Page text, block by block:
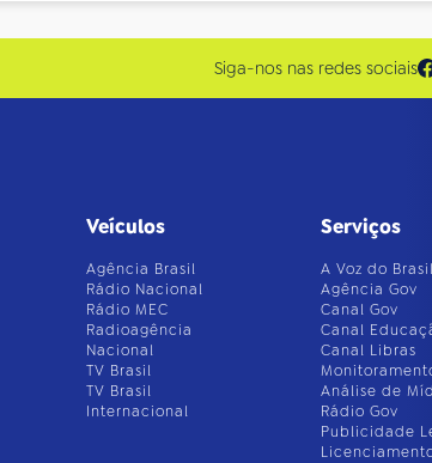
Siga-nos nas redes sociais
Veículos
Agência Brasil
Rádio Nacional
Rádio MEC
Radioagência
Nacional
TV Brasil
TV Brasil
Internacional
Serviços
A Voz do Brasil
Agência Gov
Canal Gov
Canal
Canal Libras
Análise de
Rádio Gov
Publicidade